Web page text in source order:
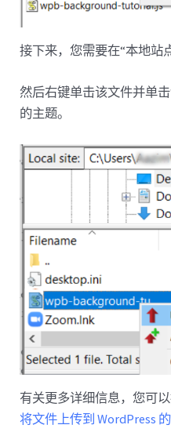
接下来，您需要在“本地站
然后右键单击该文件并单
的主题。
有关更多详细信息，您可
将文件上传到 WordPress 的